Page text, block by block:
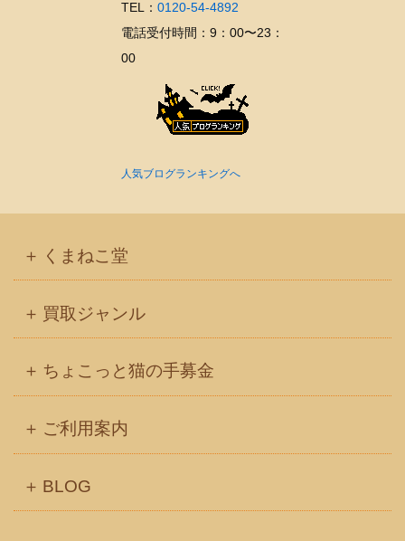
TEL： 0120-54-4892
電話受付時間：9：00〜23：
00
人気ブログランキングへ
くまねこ堂
買取ジャンル
ちょこっと猫の手募金
ご利用案内
BLOG